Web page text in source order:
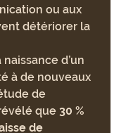
ou aux
détériorer la
d’un
à de nouveaux
de
que 30 %
de